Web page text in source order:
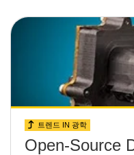
트렌드 IN 광학
Open-Source